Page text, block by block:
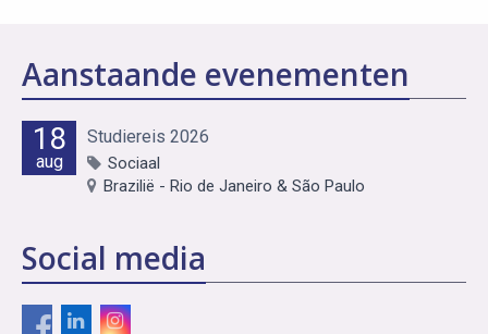
Aanstaande evenementen
18
aug
Studiereis 2026
Sociaal
Brazilië - Rio de Janeiro & São Paulo
Social media